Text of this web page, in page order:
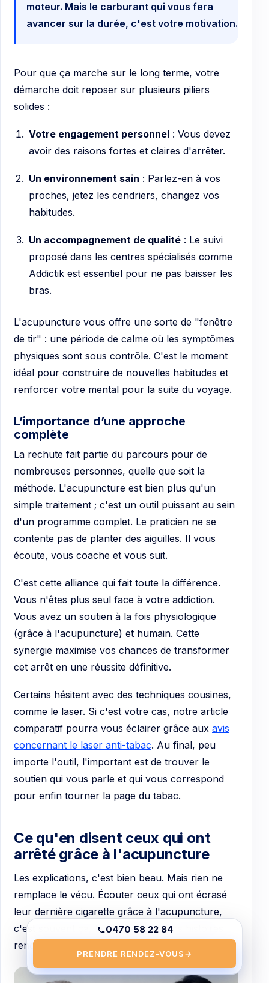
moteur. Mais le carburant qui vous fera
avancer sur la durée, c'est votre motivation.
Pour que ça marche sur le long terme, votre
démarche doit reposer sur plusieurs piliers
solides :
Votre engagement personnel: Vous devez
avoir des raisons fortes et claires d'arrêter.
Un environnement sain : Parlez-en à vos
proches, jetez les cendriers, changez vos
habitudes.
Un accompagnement de qualité: Le suivi
proposé dans les centres spécialisés comme
Addictik est essentiel pour ne pas baisser les
bras.
L'acupuncture vous offre une sorte de "fenêtre
de tir" : une période de calme où les symptômes
physiques sont sous contrôle. C'est le moment
idéal pour construire de nouvelles habitudes et
renforcer votre mental pour la suite du voyage.
L’importance d’une approche
complète
La rechute fait partie du parcours pour de
nombreuses personnes, quelle que soit la
méthode. L'acupuncture est bien plus qu'un
simple traitement ; c'est un outil puissant au sein
d'un programme complet. Le praticien ne se
contente pas de planter des aiguilles. Il vous
écoute, vous coache et vous suit.
C'est cette alliance qui fait toute la différence.
Vous n'êtes plus seul face à votre addiction.
Vous avez un soutien à la fois physiologique
(grâce à l'acupuncture) et humain. Cette
synergie maximise vos chances de transformer
cet arrêt en une réussite définitive.
Certains hésitent avec des techniques cousines,
comme le laser. Si c'est votre cas, notre article
comparatif pourra vous éclairer grâce aux avis
concernant le laser anti-tabac. Au final, peu
importe l'outil, l'important est de trouver le
soutien qui vous parle et qui vous correspond
pour enfin tourner la page du tabac.
Ce qu'en disent ceux qui ont
arrêté grâce à l'acupuncture
Les explications, c'est bien beau. Mais rien ne
remplace le vécu. Écouter ceux qui ont écrasé
leur dernière cigarette grâce à l'acupuncture,
c'est souvent ça, le vrai déclic. Leurs histoires
rendent l'objectif réel, à portée de main.
0470 58 22 84
PRENDRE RENDEZ-VOUS→